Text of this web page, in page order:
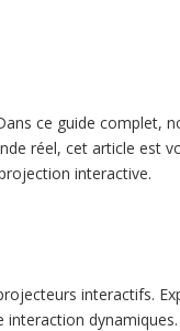
ce guide complet,
réel, cet article est
interactive.
interactifs.
dynamiques.